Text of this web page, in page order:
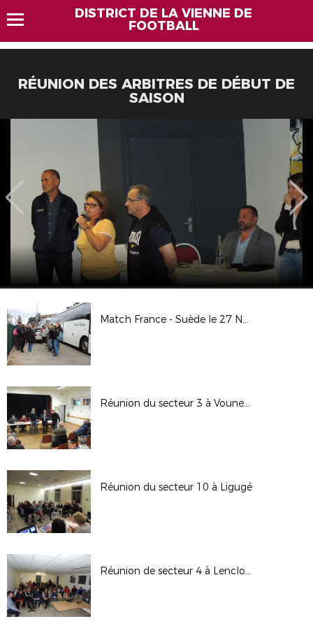
DISTRICT DE LA VIENNE DE
FOOTBALL
RÉUNION DES ARBITRES DE DÉBUT DE
SAISON
Match France - Suède le 27 Novembre 2017
Réunion du secteur 3 à Vouneuil/Vienne
Réunion du secteur 10 à Ligugé
Réunion de secteur 4 à Lencloître